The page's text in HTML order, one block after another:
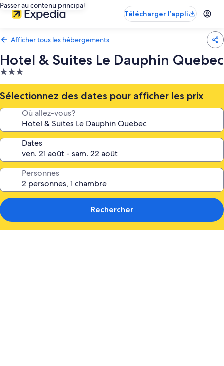
Passer au contenu principal
Télécharger l’appli
Afficher tous les hébergements
Hotel & Suites Le Dauphin Quebec
Hébergement
3.0 étoiles
Sélectionnez des dates pour afficher les prix
Où allez-vous?
Dates
Personnes
Rechercher